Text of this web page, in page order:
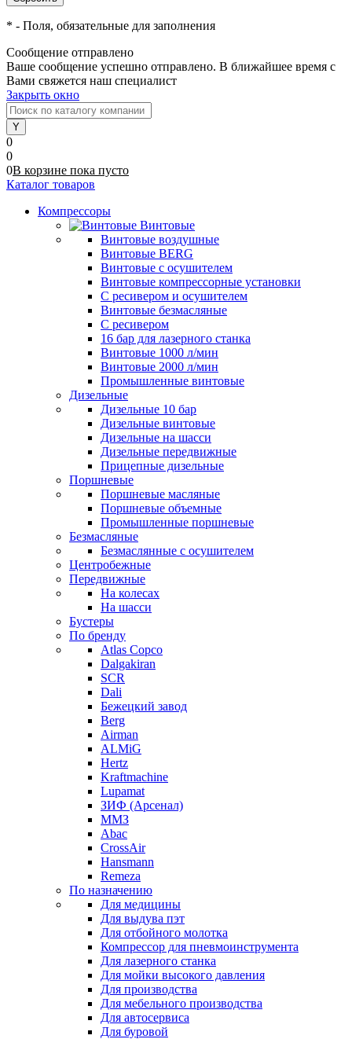
* - Поля, обязательные для заполнения
Сообщение отправлено
Ваше сообщение успешно отправлено. В ближайшее время с
Вами свяжется наш специалист
Закрыть окно
0
0
0В корзине пока пусто
Каталог товаров
Компрессоры
Винтовые
Винтовые воздушные
Винтовые BERG
Винтовые с осушителем
Винтовые компрессорные установки
C ресивером и осушителем
Винтовые безмасляные
C ресивером
16 бар для лазерного станка
Винтовые 1000 л/мин
Винтовые 2000 л/мин
Промышленные винтовые
Дизельные
Дизельные 10 бар
Дизельные винтовые
Дизельные на шасси
Дизельные передвижные
Прицепные дизельные
Поршневые
Поршневые масляные
Поршневые объемные
Промышленные поршневые
Безмасляные
Безмаслянные с осушителем
Центробежные
Передвижные
На колесах
На шасси
Бустеры
По бренду
Atlas Copco
Dalgakiran
SCR
Dali
Бежецкий завод
Berg
Airman
ALMiG
Hertz
Kraftmachine
Lupamat
ЗИФ (Арсенал)
ММЗ
Abac
CrossAir
Hansmann
Remeza
По назначению
Для медицины
Для выдува пэт
Для отбойного молотка
Компрессор для пневмоинструмента
Для лазерного станка
Для мойки высокого давления
Для производства
Для мебельного производства
Для автосервиса
Для буровой